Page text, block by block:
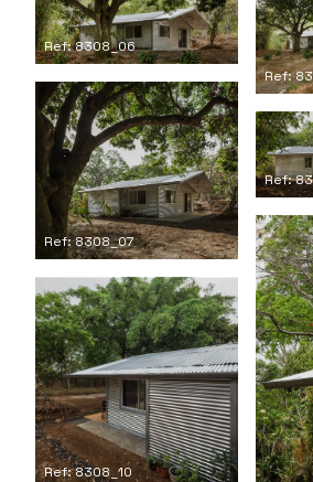
Ref:
Ref: 8308_06
Ref: 8308_07
Ref:
Ref: 8308_10